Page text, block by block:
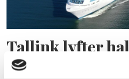
Tallink lyfter
pressade